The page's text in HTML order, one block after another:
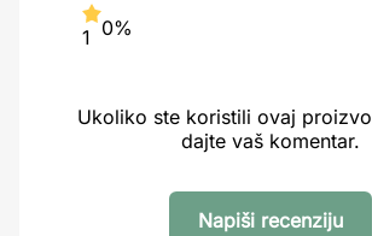
1 0%
Ukoliko ste koristili ovaj
dajte vaš komentar.
Napiši recenziju